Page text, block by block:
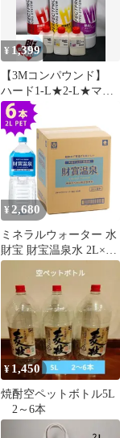
¥ 1,399
【3Mコンパウンド】
ハード1-L★2-L★マシ
ンポリッシュ◎各50ml
セット☆識別ラベル付
ボトル☆スリーエム◎
メルカリSHOP
¥2,680
ミネラルウォーター 水
財宝 財宝温泉水 2L×６
本
¥ 1,450
焼酎空ペットボトル5L
2～6本